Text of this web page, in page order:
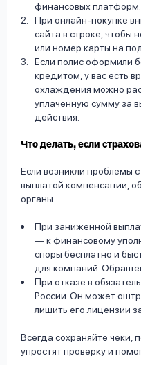
финансовых платформ.
При онлайн-покупке
сайта в строке, чтобы
или номер карты на
Если полис оформили
кредитом, у вас есть
охлаждения можно
уплаченную сумму за
действия.
Что делать, если
Если возникли проблемы
выплатой компенсации,
органы.
При заниженной
— к финансовому
споры бесплатно и
для компаний.
При отказе в
России. Он может
лишить его лицензии
Всегда сохраняйте чеки,
упростят проверку и